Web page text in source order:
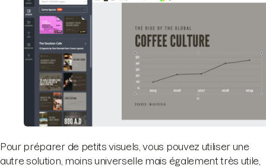
Pour préparer de petits visuels, vous pouvez utiliser une
autre solution, moins universelle mais également très utile,